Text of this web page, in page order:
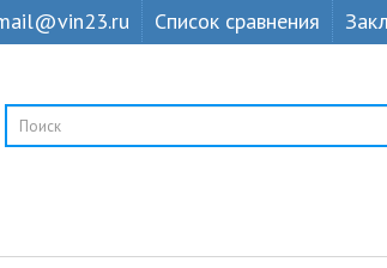
Список сравнения